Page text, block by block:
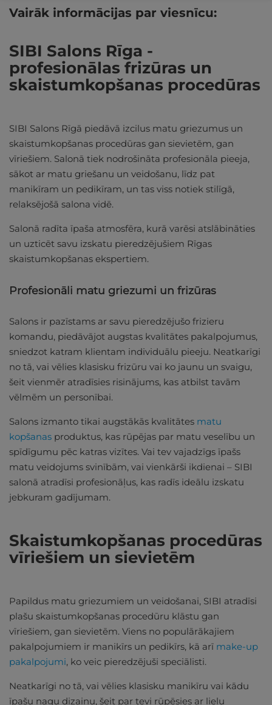
Vairāk informācijas par viesnīcu:
SIBI Salons Rīga -
profesionālas frizūras un
skaistumkopšanas procedūras
SIBI Salons Rīgā piedāvā izcilus matu griezumus un
skaistumkopšanas procedūras gan sievietēm, gan
vīriešiem. Salonā tiek nodrošināta profesionāla pieeja,
sākot ar matu griešanu un veidošanu, līdz pat
manikīram un pedikīram, un tas viss notiek stilīgā,
relaksējošā salona vidē.
Salonā radīta īpaša atmosfēra, kurā varēsi atslābināties
un uzticēt savu izskatu pieredzējušiem Rīgas
skaistumkopšanas ekspertiem.
Profesionāli matu griezumi un frizūras
Salons ir pazīstams ar savu pieredzējušo frizieru
komandu, piedāvājot augstas kvalitātes pakalpojumus,
sniedzot katram klientam individuālu pieeju. Neatkarīgi
no tā, vai vēlies klasisku frizūru vai ko jaunu un svaigu,
šeit vienmēr atradīsies risinājums, kas atbilst tavām
vēlmēm un personībai.
Salons izmanto tikai augstākās kvalitātes matu
kopšanas produktus, kas rūpējas par matu veselību un
spīdīgumu pēc katras vizītes. Vai tev vajadzīgs īpašs
matu veidojums svinībām, vai vienkārši ikdienai – SIBI
salonā atradīsi profesionāļus, kas radīs ideālu izskatu
jebkuram gadījumam.
Skaistumkopšanas procedūras
vīriešiem un sievietēm
Papildus matu griezumiem un veidošanai, SIBI atradīsi
plašu skaistumkopšanas procedūru klāstu gan
vīriešiem, gan sievietēm. Viens no populārākajiem
pakalpojumiem ir manikīrs un pedikīrs, kā arī make-up
pakalpojumi, ko veic pieredzējuši speciālisti.
Neatkarīgi no tā, vai vēlies klasisku manikīru vai kādu
īpašu nagu dizainu, šeit par tevi rūpēsies ar lielu